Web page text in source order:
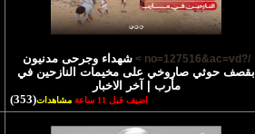
/?no=127516&ac=vd >
شهداء وجرحى مدنيون
بقصف حوثي صاروخي على مخيمات النازحين في
مأرب | آخر الاخبار
اضيف قبل 11 ساعة مشاهدات(353)